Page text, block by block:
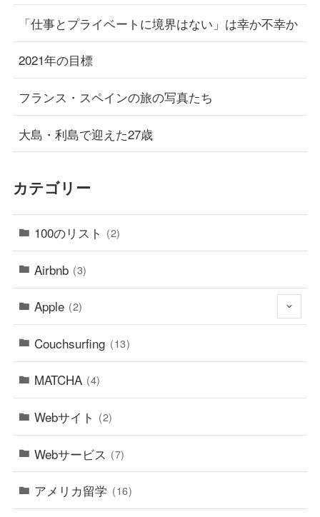
「仕事とプライベートに境界はない」は幸か不幸か
2021年の目標
フランス・スペインの旅の写真たち
大島・利島で迎えた27歳
カテゴリー
100のリスト (2)
Airbnb (3)
Apple (2)
Couchsurfing (13)
MATCHA (4)
Webサイト (2)
Webサービス (7)
アメリカ留学 (16)